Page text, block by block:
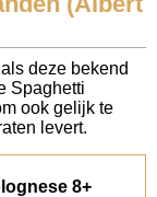
deze bekend
Spaghetti
ook gelijk te
levert.
8+